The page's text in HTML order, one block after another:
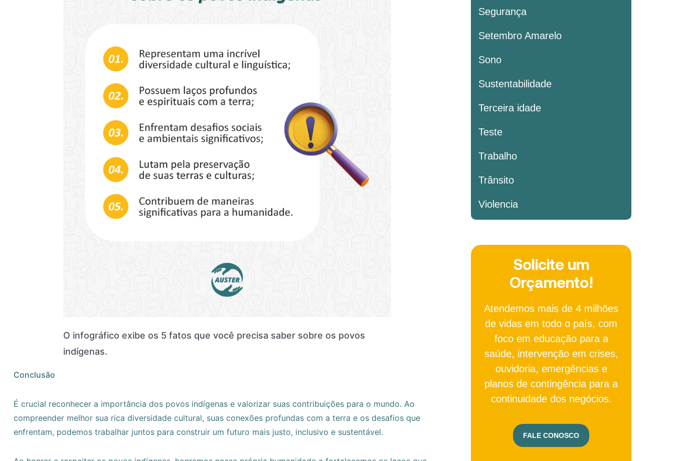
O infográfico exibe os 5 fatos que você precisa saber sobre os povos
indígenas.
Conclusão
É crucial reconhecer a importância dos povos indígenas e valorizar suas contribuições para o mundo. Ao
compreender melhor sua rica diversidade cultural, suas conexões profundas com a terra e os desafios que
enfrentam, podemos trabalhar juntos para construir um futuro mais justo, inclusivo e sustentável.
Segurança
Setembro Amarelo
Sono
Sustentabilidade
Terceira idade
Teste
Trabalho
Trânsito
Violencia
Solicite um
Orçamento!
Atendemos mais de 4 milhões
de vidas em todo o país, com
foco em educação para a
saúde, intervenção em crises,
ouvidoria, emergências e
planos de contingência para a
continuidade dos negócios.
FALE CONOSCO